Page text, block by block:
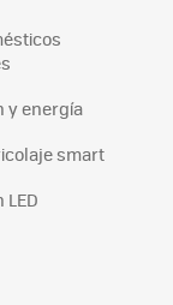
y energía
smart